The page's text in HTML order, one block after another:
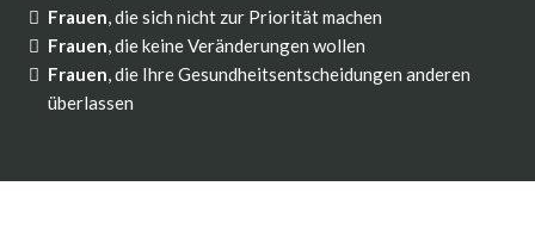
Frauen, die sich nicht zur Priorität machen
Frauen, die keine Veränderungen wollen
Frauen, die Ihre Gesundheitsentscheidungen anderen
überlassen